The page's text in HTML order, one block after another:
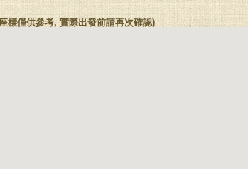
標僅供參考, 實際出發前請再次確認)